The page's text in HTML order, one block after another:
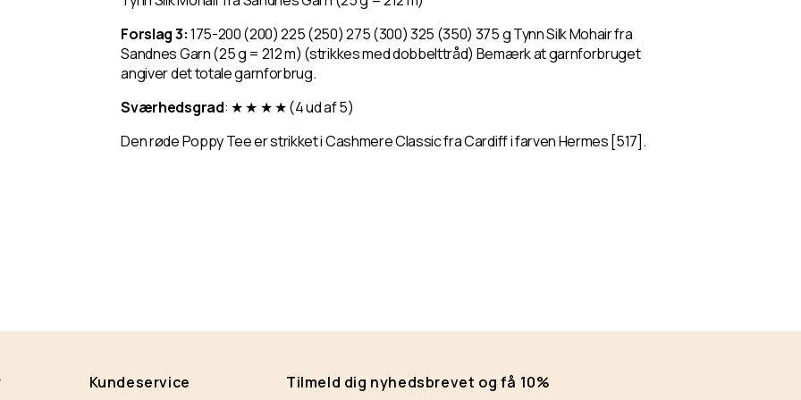
Forslag 3:175-200 (200) 225 (250) 275 (300) 325 (350) 375 g Tynn Silk Mohair fra
Sandnes Garn (25 g = 212 m) (strikkes med dobbelttråd) Bemærk at garnforbruget
angiver det totale garnforbrug.
Sværhedsgrad: ★ ★ ★ ★ (4 ud af 5)
Den røde Poppy Tee er strikket i Cashmere Classic fra Cardiff i farven Hermes [517].
Kundeservice Tilmeld dig nyhedsbrevet og få 10%